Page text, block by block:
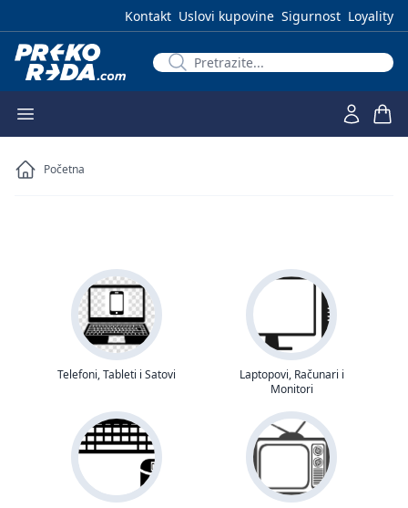
Kontakt Uslovi kupovine Sigurnost Loyality
Početna
Telefoni, Tableti i Satovi
Laptopovi, Računari i
Monitori